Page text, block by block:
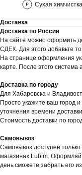
Сухая
Доставка
Доставка по России
На сайте можно оформить
СДЕК. Для этого добавьте
На странице оформления
карте. После этого система
Доставка по городу
Для Хабаровска и
Просто укажите ваш город
уточнения времени доставки.
Стоимость доставки по
Самовывоз
Самовывоз доступен
магазинах Lubim.
день сможете забрать его